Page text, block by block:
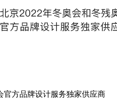
官方品牌设计服务独家供应商